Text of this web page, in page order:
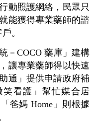
動照護網絡，民眾只
能獲得專業藥師的諮
。
－COCO 藥庫」建構
讓專業藥師得以快速
通」提供申請政府補
笑看護」幫忙媒合居
爸媽 Home」則根據